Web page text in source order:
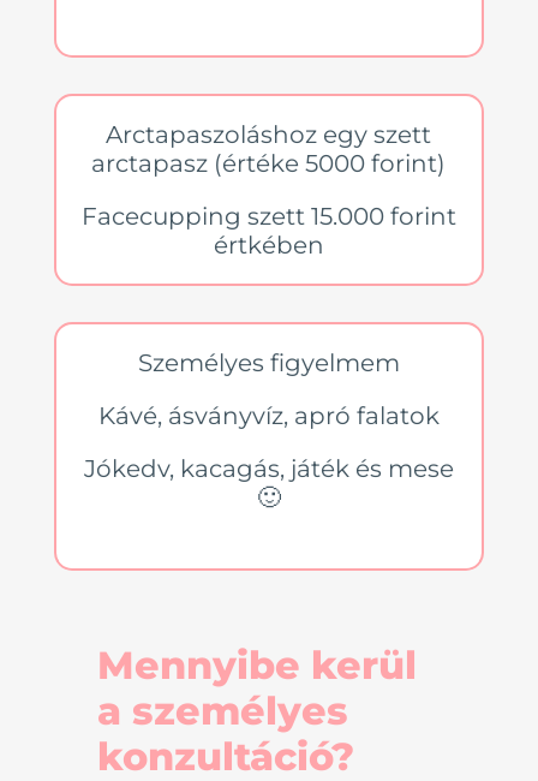
Arctapaszoláshoz egy szett
arctapasz (értéke 5000 forint)
Facecupping szett 15.000 forint
értkében
Személyes figyelmem
Kávé, ásványvíz, apró falatok
Jókedv, kacagás, játék és mese
🙂
Mennyibe kerül
a személyes
konzultáció?